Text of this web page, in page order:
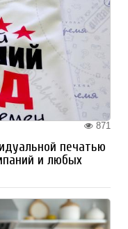
871
печатью
и любых